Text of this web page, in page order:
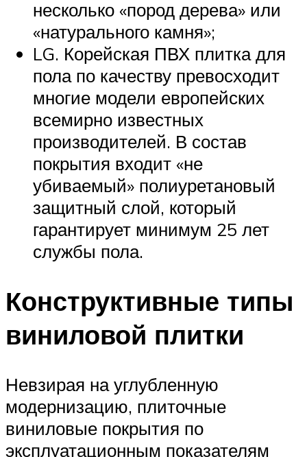
несколько «пород дерева» или
«натурального камня»;
LG. Корейская ПВХ плитка для
пола по качеству превосходит
многие модели европейских
всемирно известных
производителей. В состав
покрытия входит «не
убиваемый» полиуретановый
защитный слой, который
гарантирует минимум 25 лет
службы пола.
Конструктивные типы
виниловой плитки
Невзирая на углубленную
модернизацию, плиточные
виниловые покрытия по
эксплуатационным показателям